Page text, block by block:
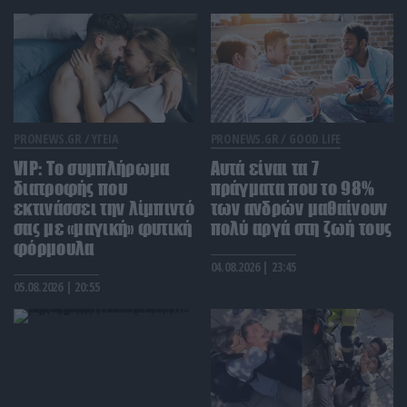
στην Ρωσία: «Θα μας φάνε ζωντανούς!» (βίντεο)
ΥΓΕΙΑ 22:40
Τι παθαίνει ο εγκέφαλος όταν είσαι συνέχεια στο
κινητό
Γιατί δεν υπήρξαν ποτέ μικροσκοπικοί
δεινόσαυροι – Η άγνωστη μάχη επιβίωσης που
έκρινε το μέγεθος
ΦΥΣΙΚΗ ΚΑΤΑΣΤΑΣΗ 22:30
Κόψτε την αμέσως: H συνήθεια που
αποδυναμώνει το σπέρμα και σας ρίχνει την
απόδοση πριν την συνεύρεση
22:30
Το ήξερες; – Γιατί χτυπούν διαφορετικά οι
VIP: To συμπλήρωμα
διατροφής που
εκτινάσσει την λίμπιντό
σας με «μαγική» φυτική
φόρμουλα
05.08.2026 | 20:55
Αυτά είναι τα 7
πράγματα που το 98%
των ανδρών μαθαίνουν
πολύ αργά στη ζωή τους
04.08.2026 | 23:45